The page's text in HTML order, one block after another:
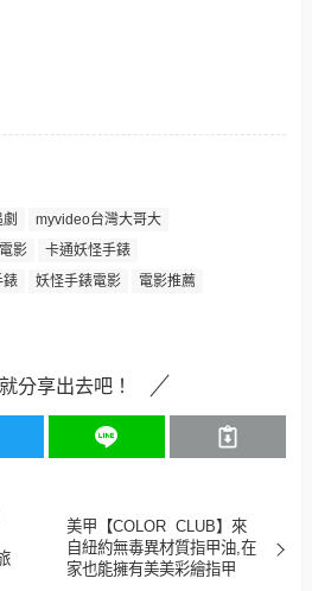
myvideo台灣大哥大
影
卡通妖怪手錶
錶 妖怪手錶電影
電影推薦
分享出去吧！
美甲【COLOR CLUB】來
自紐約無毒異材質指甲油,在
家也能擁有美美彩繪指甲